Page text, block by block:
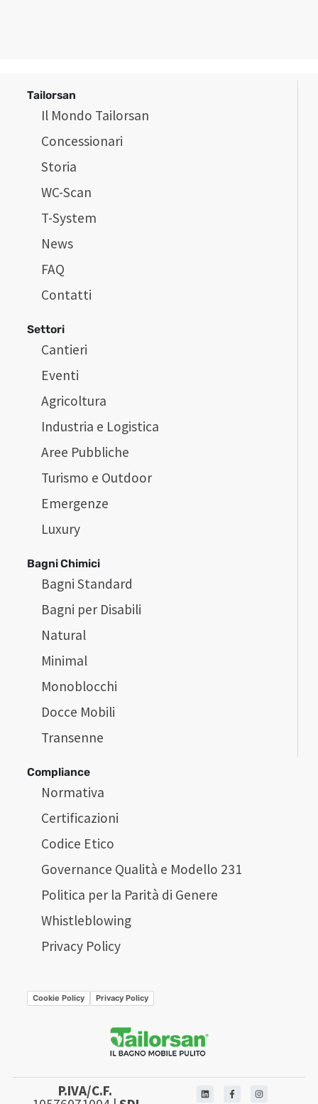
Tailorsan
Il Mondo Tailorsan
Concessionari
Storia
WC-Scan
T-System
News
FAQ
Contatti
Settori
Cantieri
Eventi
Agricoltura
Industria e Logistica
Aree Pubbliche
Turismo e Outdoor
Emergenze
Luxury
Bagni Chimici
Bagni Standard
Bagni per Disabili
Natural
Minimal
Monoblocchi
Docce Mobili
Transenne
Compliance
Normativa
Certificazioni
Codice Etico
Governance Qualità e Modello 231
Politica per la Parità di Genere
Whistleblowing
Privacy Policy
Cookie Policy Privacy Policy
P.IVA/C.F.